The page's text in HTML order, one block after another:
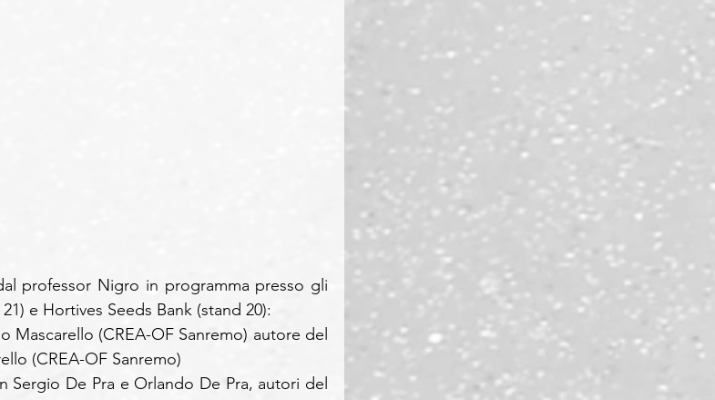
professor Nigro in programma presso gli
e Hortives Seeds Bank (stand 20):
Mascarello (CREA-OF Sanremo) autore del
(CREA-OF Sanremo)
Sergio De Pra e Orlando De Pra, autori del